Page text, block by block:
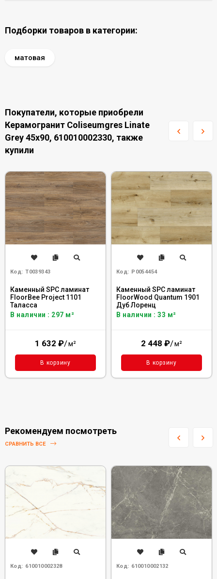
Подборки товаров в категории:
матовая
Покупатели, которые приобрели
Керамогранит Coliseumgres Linate
Grey 45x90, 610010002330, также
купили
Код: Т0039343
Каменный SPC ламинат
FloorBee Project 1101
Таласса
В наличии : 297 м²
1 632 ₽/м²
В корзину
Код: Р0054454
Каменный SPC ламинат
FloorWood Quantum 1901
Дуб Лоренц
В наличии : 33 м²
2 448 ₽/м²
В корзину
Рекомендуем посмотреть
СРАВНИТЬ ВСЕ
Код: 610010002328 Код: 610010002132